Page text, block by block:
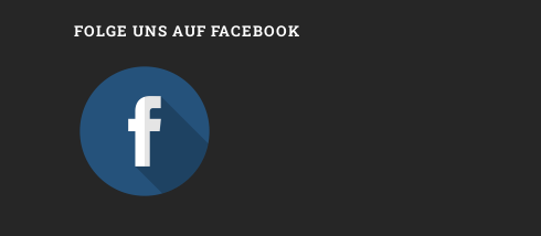
FOLGE UNS AUF FACEBOOK